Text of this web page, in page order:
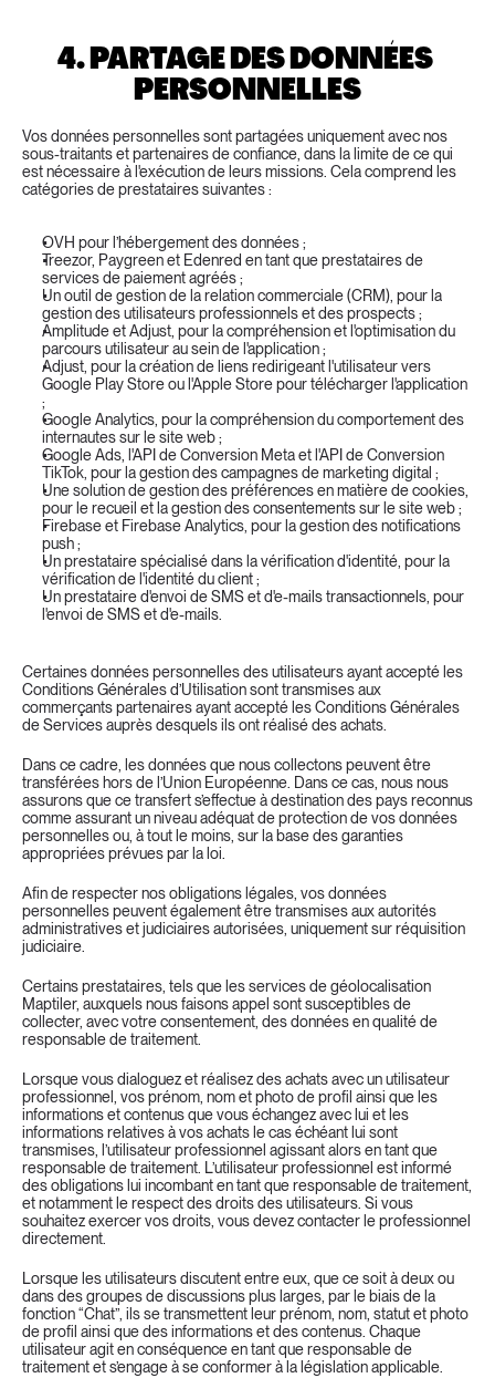
4. PARTAGE DES DONNÉES
PERSONNELLES
Vos données personnelles sont partagées uniquement avec nos
sous-traitants et partenaires de confiance, dans la limite de ce qui
est nécessaire à l'exécution de leurs missions. Cela comprend les
catégories de prestataires suivantes :
OVH pour l’hébergement des données ;
Treezor, Paygreen et Edenred en tant que prestataires de
services de paiement agréés ;
Un outil de gestion de la relation commerciale (CRM), pour la
gestion des utilisateurs professionnels et des prospects ;
Amplitude et Adjust, pour la compréhension et l'optimisation du
parcours utilisateur au sein de l'application ;
Adjust, pour la création de liens redirigeant l'utilisateur vers
Google Play Store ou l'Apple Store pour télécharger l'application
;
Google Analytics, pour la compréhension du comportement des
internautes sur le site web ;
Google Ads, l'API de Conversion Meta et l'API de Conversion
TikTok, pour la gestion des campagnes de marketing digital ;
Une solution de gestion des préférences en matière de cookies,
pour le recueil et la gestion des consentements sur le site web ;
Firebase et Firebase Analytics, pour la gestion des notifications
push ;
Un prestataire spécialisé dans la vérification d'identité, pour la
vérification de l'identité du client ;
Un prestataire d'envoi de SMS et d'e-mails transactionnels, pour
l'envoi de SMS et d'e-mails.
Certaines données personnelles des utilisateurs ayant accepté les
Conditions Générales d’Utilisation sont transmises aux
commerçants partenaires ayant accepté les Conditions Générales
de Services auprès desquels ils ont réalisé des achats.
Dans ce cadre, les données que nous collectons peuvent être
transférées hors de l’Union Européenne. Dans ce cas, nous nous
assurons que ce transfert s’effectue à destination des pays reconnus
comme assurant un niveau adéquat de protection de vos données
personnelles ou, à tout le moins, sur la base des garanties
appropriées prévues par la loi.
Afin de respecter nos obligations légales, vos données
personnelles peuvent également être transmises aux autorités
administratives et judiciaires autorisées, uniquement sur réquisition
judiciaire.
Certains prestataires, tels que les services de géolocalisation
Maptiler, auxquels nous faisons appel sont susceptibles de
collecter, avec votre consentement, des données en qualité de
responsable de traitement.
Lorsque vous dialoguez et réalisez des achats avec un utilisateur
professionnel, vos prénom, nom et photo de profil ainsi que les
informations et contenus que vous échangez avec lui et les
informations relatives à vos achats le cas échéant lui sont
transmises, l’utilisateur professionnel agissant alors en tant que
responsable de traitement. L’utilisateur professionnel est informé
des obligations lui incombant en tant que responsable de traitement,
et notamment le respect des droits des utilisateurs. Si vous
souhaitez exercer vos droits, vous devez contacter le professionnel
directement.
Lorsque les utilisateurs discutent entre eux, que ce soit à deux ou
dans des groupes de discussions plus larges, par le biais de la
fonction “Chat”, ils se transmettent leur prénom, nom, statut et photo
de profil ainsi que des informations et des contenus. Chaque
utilisateur agit en conséquence en tant que responsable de
traitement et s’engage à se conformer à la législation applicable.